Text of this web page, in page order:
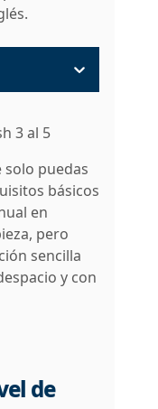
3 al 5
solo puedas
básicos
en
pero
sencilla
y con
de